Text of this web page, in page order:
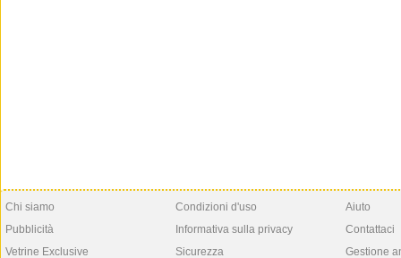
Chi siamo
Pubblicità
Vetrine Exclusive
Condizioni d'uso
Informativa sulla privacy
Sicurezza
Aiuto
Contattaci
Gestione